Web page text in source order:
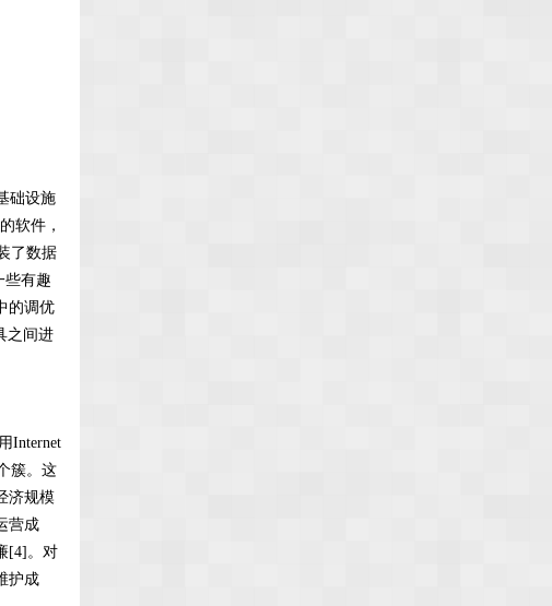
设施
软件，
了数据
些有趣
的调优
之间进
Internet
簇。这
济规模
营成
[4]。对
护成